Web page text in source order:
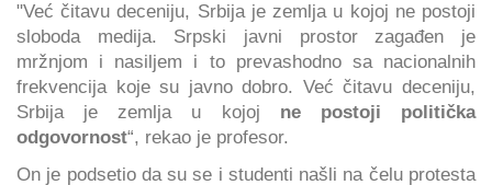
"Već čitavu deceniju, Srbija je zemlja u kojoj ne postoji
sloboda medija. Srpski javni prostor zagađen je
mržnjom i nasiljem i to prevashodno sa nacionalnih
frekvencija koje su javno dobro. Već čitavu deceniju,
Srbija je zemlja u kojoj ne postoji politička
odgovornost“, rekao je profesor.
On je podsetio da su se i studenti našli na čelu protesta